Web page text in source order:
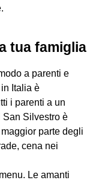
tua famiglia
a parenti e
Italia è
i parenti a un
San Silvestro è
parte degli
cena nei
Le amanti